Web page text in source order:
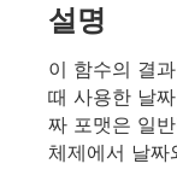
설명
이 함수의 결
때 사용한 날
짜 포맷은 일
체제에서 날짜